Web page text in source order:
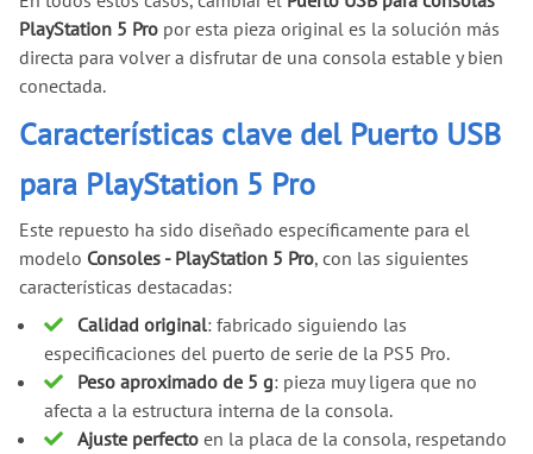
PlayStation 5 Pro por esta pieza original es la solución más
directa para volver a disfrutar de una consola estable y bien
conectada.
Características clave del Puerto USB
para PlayStation 5 Pro
Este repuesto ha sido diseñado específicamente para el
modelo Consoles - PlayStation 5 Pro, con las siguientes
características destacadas:
Calidad original: fabricado siguiendo las
especificaciones del puerto de serie de la PS5 Pro.
Peso aproximado de 5 g: pieza muy ligera que no
afecta a la estructura interna de la consola.
Ajuste perfectoen la placa de la consola, respetando